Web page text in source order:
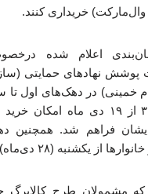
خریداری کنند.
اعلام شده
پوشش نهادهای حمایتی
دهک‌های ۱ تا ۳ از ۱۹ دی ماه
(۲۸ دی‌ماه) قادر به خرید شدند.
مشمولان طرح کالابرگ